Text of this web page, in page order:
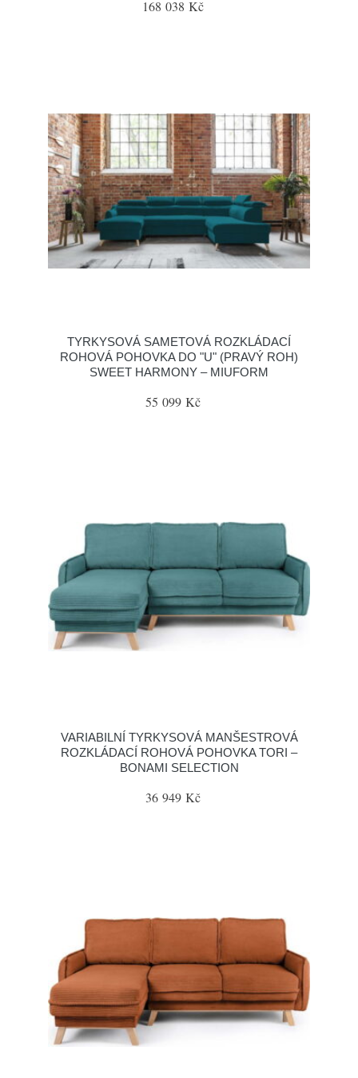
168 038 Kč
TYRKYSOVÁ SAMETOVÁ ROZKLÁDACÍ
ROHOVÁ POHOVKA DO "U" (PRAVÝ ROH)
SWEET HARMONY – MIUFORM
55 099 Kč
VARIABILNÍ TYRKYSOVÁ MANŠESTROVÁ
ROZKLÁDACÍ ROHOVÁ POHOVKA TORI –
BONAMI SELECTION
36 949 Kč